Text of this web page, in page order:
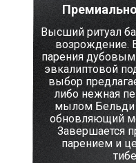
Высший ритуал
возрождение.
парения
эвкалиптовой
выбор
либо нежная
мылом Бельди
обновляющий
Завершается
парением и